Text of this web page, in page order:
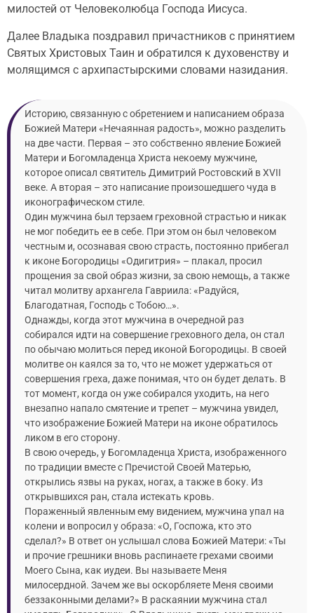
милостей от Человеколюбца Господа Иисуса.
Далее Владыка поздравил причастников с принятием
Святых Христовых Таин и обратился к духовенству и
молящимся с архипастырскими словами назидания.
Историю, связанную с обретением и написанием образа
Божией Матери «Нечаянная радость», можно разделить
на две части. Первая – это собственно явление Божией
Матери и Богомладенца Христа некоему мужчине,
которое описал святитель Димитрий Ростовский в XVII
веке. А вторая – это написание произошедшего чуда в
иконографическом стиле.
Один мужчина был терзаем греховной страстью и никак
не мог победить ее в себе. При этом он был человеком
честным и, осознавая свою страсть, постоянно прибегал
к иконе Богородицы «Одигитрия» – плакал, просил
прощения за свой образ жизни, за свою немощь, а также
читал молитву архангела Гавриила: «Радуйся,
Благодатная, Господь с Тобою…».
Однажды, когда этот мужчина в очередной раз
собирался идти на совершение греховного дела, он стал
по обычаю молиться перед иконой Богородицы. В своей
молитве он каялся за то, что не может удержаться от
совершения греха, даже понимая, что он будет делать. В
тот момент, когда он уже собирался уходить, на него
внезапно напало смятение и трепет – мужчина увидел,
что изображение Божией Матери на иконе обратилось
ликом в его сторону.
В свою очередь, у Богомладенца Христа, изображенного
по традиции вместе с Пречистой Своей Матерью,
открылись язвы на руках, ногах, а также в боку. Из
открывшихся ран, стала истекать кровь.
Пораженный явленным ему видением, мужчина упал на
колени и вопросил у образа: «О, Госпожа, кто это
сделал?» В ответ он услышал слова Божией Матери: «Ты
и прочие грешники вновь распинаете грехами своими
Моего Сына, как иудеи. Вы называете Меня
милосердной. Зачем же вы оскорбляете Меня своими
беззаконными делами?» В раскаянии мужчина стал